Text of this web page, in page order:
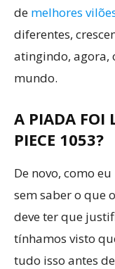
de melhores
diferentes,
atingindo, agora,
mundo.
A PIADA FOI
PIECE 1053?
De novo, como
sem saber o que
deve ter que
tínhamos visto
tudo isso antes